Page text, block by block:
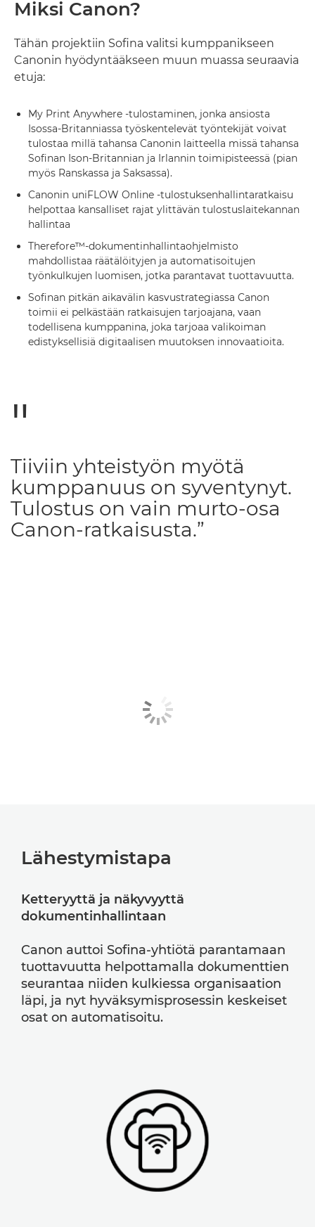
Miksi Canon?
Tähän projektiin Sofina valitsi kumppanikseen
Canonin hyödyntääkseen muun muassa seuraavia
etuja:
My Print Anywhere -tulostaminen, jonka ansiosta
Isossa-Britanniassa työskentelevät työntekijät voivat
tulostaa millä tahansa Canonin laitteella missä tahansa
Sofinan Ison-Britannian ja Irlannin toimipisteessä (pian
myös Ranskassa ja Saksassa).
Canonin uniFLOW Online -tulostuksenhallintaratkaisu
helpottaa kansalliset rajat ylittävän tulostuslaitekannan
hallintaa
Therefore™-dokumentinhallintaohjelmisto
mahdollistaa räätälöityjen ja automatisoitujen
työnkulkujen luomisen, jotka parantavat tuottavuutta.
Sofinan pitkän aikavälin kasvustrategiassa Canon
toimii ei pelkästään ratkaisujen tarjoajana, vaan
todellisena kumppanina, joka tarjoaa valikoiman
edistyksellisiä digitaalisen muutoksen innovaatioita.
Tiiviin yhteistyön myötä
kumppanuus on syventynyt.
Tulostus on vain murto-osa
Canon-ratkaisusta.”
Lähestymistapa
Ketteryyttä ja näkyvyyttä
dokumentinhallintaan
Canon auttoi Sofina-yhtiötä parantamaan
tuottavuutta helpottamalla dokumenttien
seurantaa niiden kulkiessa organisaation
läpi, ja nyt hyväksymisprosessin keskeiset
osat on automatisoitu.